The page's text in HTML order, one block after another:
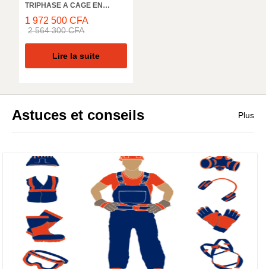
TRIPHASE A CAGE EN
AEL180L4D, 1500 TR/MIN,
32KW, 50HZ, IE3 IP55
1 972 500CFA
2 564 300CFA
Lire la suite
Astuces et conseils Plus